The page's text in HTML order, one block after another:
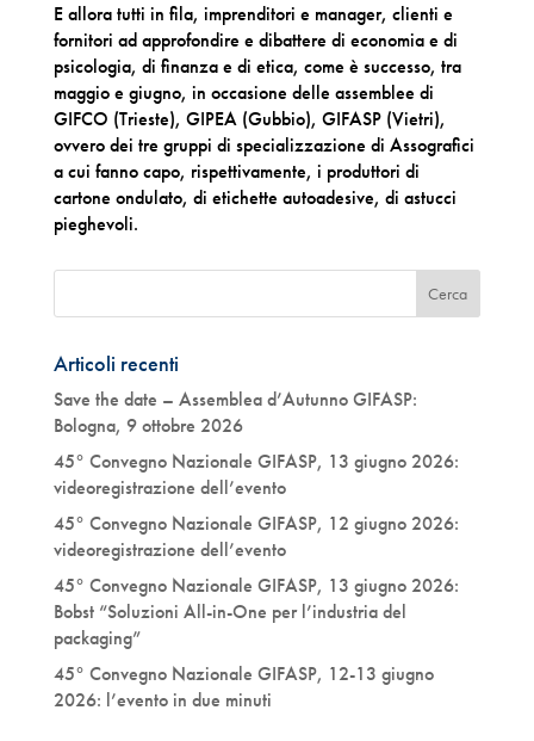
E allora tutti in fila, imprenditori e manager, clienti e
fornitori ad approfondire e dibattere di economia e di
psicologia, di finanza e di etica, come è successo, tra
maggio e giugno, in occasione delle assemblee di
GIFCO (Trieste), GIPEA (Gubbio), GIFASP (Vietri),
ovvero dei tre gruppi di specializzazione di Assografici
a cui fanno capo, rispettivamente, i produttori di
cartone ondulato, di etichette autoadesive, di astucci
pieghevoli.
Articoli recenti
Save the date – Assemblea d’Autunno GIFASP:
Bologna, 9 ottobre 2026
45° Convegno Nazionale GIFASP, 13 giugno 2026:
videoregistrazione dell’evento
45° Convegno Nazionale GIFASP, 12 giugno 2026:
videoregistrazione dell’evento
45° Convegno Nazionale GIFASP, 13 giugno 2026:
Bobst “Soluzioni All-in-One per l’industria del
packaging”
45° Convegno Nazionale GIFASP, 12-13 giugno
2026: l’evento in due minuti